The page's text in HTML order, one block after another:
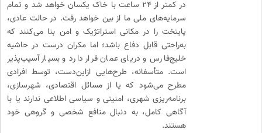
در کمتر از ۲۴ ساعت با خاک یکسان خواهد شد و تمام
سرمایه‌های ملی ما از بین خواهد رفت. در حالت عادی،
پایتخت را در مکانی استراتژیک و امن بنا می‌کنند که
به‌راحتی قابل دفاع باشد؛ اما مکران درست در حاشیه
خلیج‌فارس و دریای عمان قرار دارد و بسیار آسیب‌پذیر
است. متأسفانه، طرح‌هایی ازاین‌دست، توسط افرادی
مطرح می‌شود که یا از مسائل اقتصادی، شهرسازی،
برنامه‌ریزی شهری، امنیتی و سیاسی اطلاعی ندارند یا با
آگاهی کامل، به دنبال منافع شخصی و گروهی خود
هستند.